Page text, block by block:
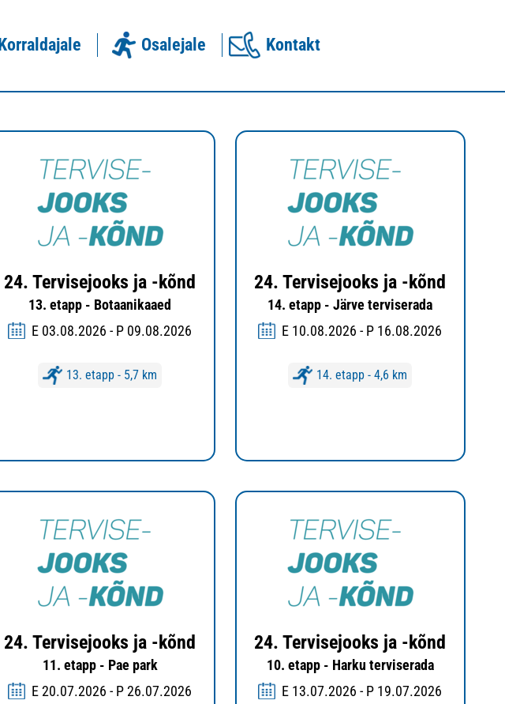
Korraldajale Osalejale Kontakt
24. Tervisejooks ja -kõnd
13. etapp - Botaanikaaed
E 03.08.2026 - P 09.08.2026
13. etapp - 5,7 km
24. Tervisejooks ja -kõnd
14. etapp - Järve terviserada
E 10.08.2026 - P 16.08.2026
14. etapp - 4,6 km
24. Tervisejooks ja -kõnd
11. etapp - Pae park
E 20.07.2026 - P 26.07.2026
24. Tervisejooks ja -kõnd
10. etapp - Harku terviserada
E 13.07.2026 - P 19.07.2026